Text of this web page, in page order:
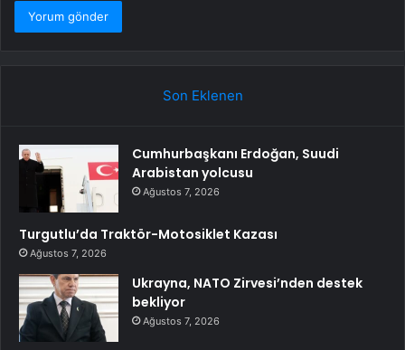
Son Eklenen
Cumhurbaşkanı Erdoğan, Suudi
Arabistan yolcusu
Ağustos 7, 2026
Turgutlu’da Traktör-Motosiklet Kazası
Ağustos 7, 2026
Ukrayna, NATO Zirvesi’nden destek
bekliyor
Ağustos 7, 2026